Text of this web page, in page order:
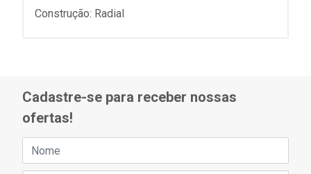
Construção: Radial
Cadastre-se para receber nossas
ofertas!